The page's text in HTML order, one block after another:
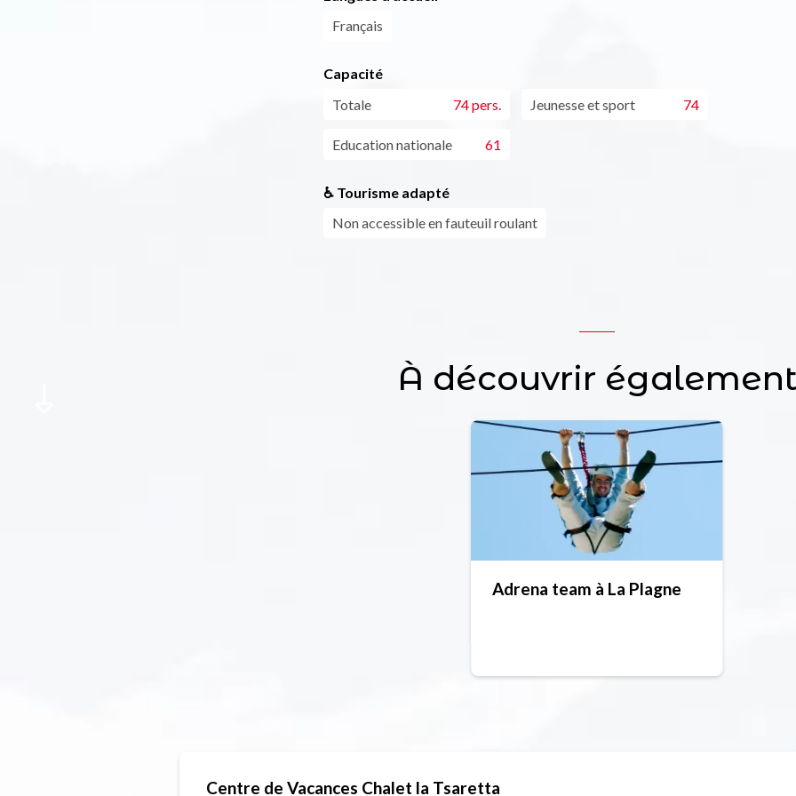
Français
Capacité
Totale
74 pers. Jeunesse et sport 74
Education nationale 61
♿ Tourisme adapté
Non accessible en fauteuil roulant
À découvrir
Adrena team à La Plagne
Centre de Vacances Chalet la Tsaretta